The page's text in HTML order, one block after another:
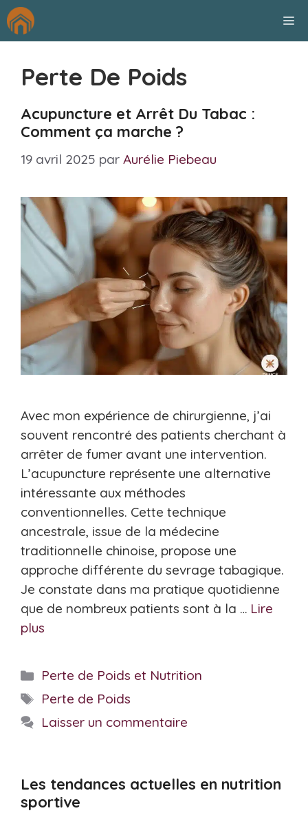
Aller
au
Perte De Poids
Acupuncture et Arrêt Du Tabac :
Comment ça marche ?
19 avril 2025 par Aurélie Piebeau
Avec mon expérience de chirurgienne, j’ai
souvent rencontré des patients cherchant à
arrêter de fumer avant une intervention.
L’acupuncture représente une alternative
intéressante aux méthodes
conventionnelles. Cette technique
ancestrale, issue de la médecine
traditionnelle chinoise, propose une
approche différente du sevrage tabagique.
Je constate dans ma pratique quotidienne
que de nombreux patients sont à la … Lire
plus
Catégories
Perte de Poids et Nutrition
Étiquettes
Perte de Poids
Laisser un commentaire
Les tendances actuelles en nutrition
sportive